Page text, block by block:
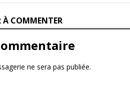
À COMMENTER
ne sera pas publiée.